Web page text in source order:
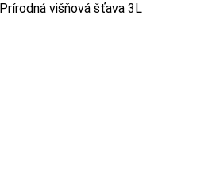
Prírodná višňová šťava 3L